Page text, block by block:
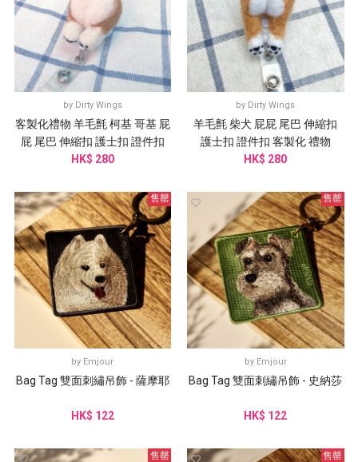
by Dirty Wings
客製化禮物 羊毛氈 柯基 哥基 屁
屁 尾巴 伸縮扣 護士扣 證件扣
HK$ 280
by Dirty Wings
羊毛氈 柴犬 屁屁 尾巴 伸縮扣
護士扣 證件扣 客製化 禮物
HK$ 280
售罄
by Emjour
Bag Tag 雙面刺繡吊飾 - 薩摩耶
HK$ 122
售罄
by Emjour
Bag Tag 雙面刺繡吊飾 - 史納莎
HK$ 122
售罄 售罄